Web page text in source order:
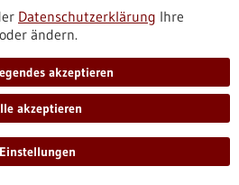
-23.04.2026
BioTech und
2026
Anmeldefrist:10.03.26,
markterkundungsreise-biotech-
2026
Datenschutzerklärung Ihre
ändern.
akzeptieren
akzeptieren
Einstellungen